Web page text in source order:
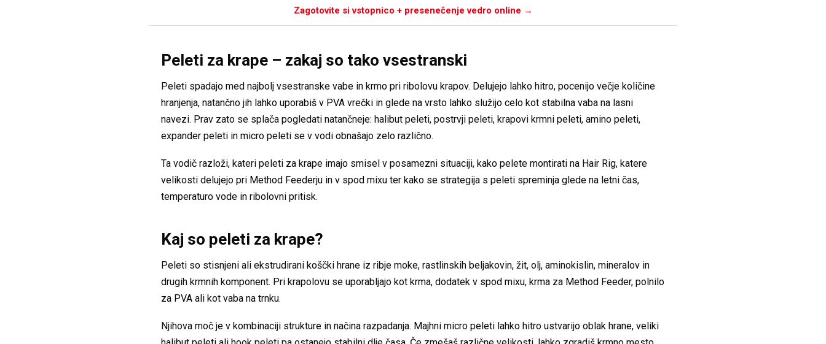
Zagotovite si vstopnico + presenečenje vedro online →
Peleti za krape – zakaj so tako vsestranski
Peleti spadajo med najbolj vsestranske vabe in krmo pri ribolovu krapov. Delujejo lahko hitro, pocenijo večje količine
hranjenja, natančno jih lahko uporabiš v PVA vrečki in glede na vrsto lahko služijo celo kot stabilna vaba na lasni
navezi. Prav zato se splača pogledati natančneje: halibut peleti, postrvji peleti, krapovi krmni peleti, amino peleti,
expander peleti in micro peleti se v vodi obnašajo zelo različno.
Ta vodič razloži, kateri peleti za krape imajo smisel v posamezni situaciji, kako pelete montirati na Hair Rig, katere
velikosti delujejo pri Method Feederju in v spod mixu ter kako se strategija s peleti spreminja glede na letni čas,
temperaturo vode in ribolovni pritisk.
Kaj so peleti za krape?
Peleti so stisnjeni ali ekstrudirani koščki hrane iz ribje moke, rastlinskih beljakovin, žit, olj, aminokislin, mineralov in
drugih krmnih komponent. Pri krapolovu se uporabljajo kot krma, dodatek v spod mixu, krma za Method Feeder, polnilo
za PVA ali kot vaba na trnku.
Njihova moč je v kombinaciji strukture in načina razpadanja. Majhni micro peleti lahko hitro ustvarijo oblak hrane, veliki